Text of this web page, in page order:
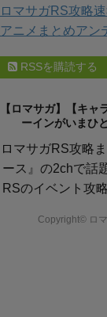
ロマサガRS攻略
アニメまとめアン
RSSを購読する
【ロマサガ】【キ
ーインがいまひ
ロマサガRS攻略
ース』の2chで話
RSのイベント攻
Copyright© ロ